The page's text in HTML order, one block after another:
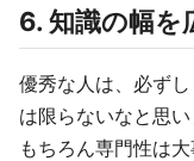
6. 知識の幅を
優秀な人は、必ずし
は限らないなと思い
もちろん専門性は